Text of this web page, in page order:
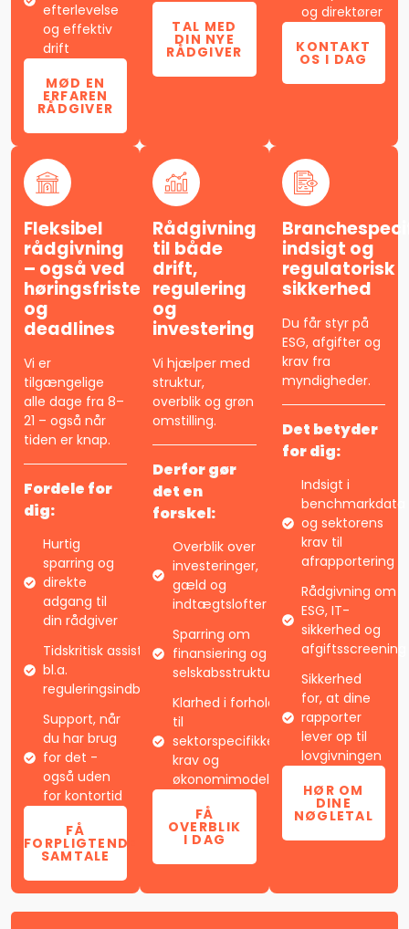
efterlevelse
og effektiv
drift
MØD EN
ERFAREN
RÅDGIVER
TAL MED
DIN NYE
RÅDGIVER
og direktører
KONTAKT
OS I DAG
Fleksibel
rådgivning
– også ved
høringsfrister
og
deadlines
Vi er
tilgængelige
alle dage fra 8–
21 – også når
tiden er knap.
Fordele for
dig:
Hurtig
sparring og
direkte
adgang til
din rådgiver
Tidskritisk assistance ved
bl.a.
reguleringsindberetninger
Support, når
du har brug
for det -
også uden
for kontortid
FÅ
UFORPLIGTENDE
SAMTALE
Rådgivning
til både
drift,
regulering
og
investering
Vi hjælper med
struktur,
overblik og grøn
omstilling.
Derfor gør
det en
forskel:
Overblik over
investeringer,
gæld og
indtægtslofter
Sparring om
finansiering og
selskabsstruktur
Klarhed i forhold
til
sektorspecifikke
krav og
økonomimodeller
FÅ
OVERBLIK
I DAG
indsigt og
regulatorisk
sikkerhed
Du får styr på
ESG, afgifter og
krav fra
myndigheder.
Det betyder
for dig:
Indsigt i
benchmarkdata
og sektorens
krav til
afrapportering
Rådgivning om
ESG, IT-
sikkerhed og
afgiftsscreening
Sikkerhed
for, at dine
rapporter
lever op til
lovgivningen
HØR OM
DINE
NØGLETAL